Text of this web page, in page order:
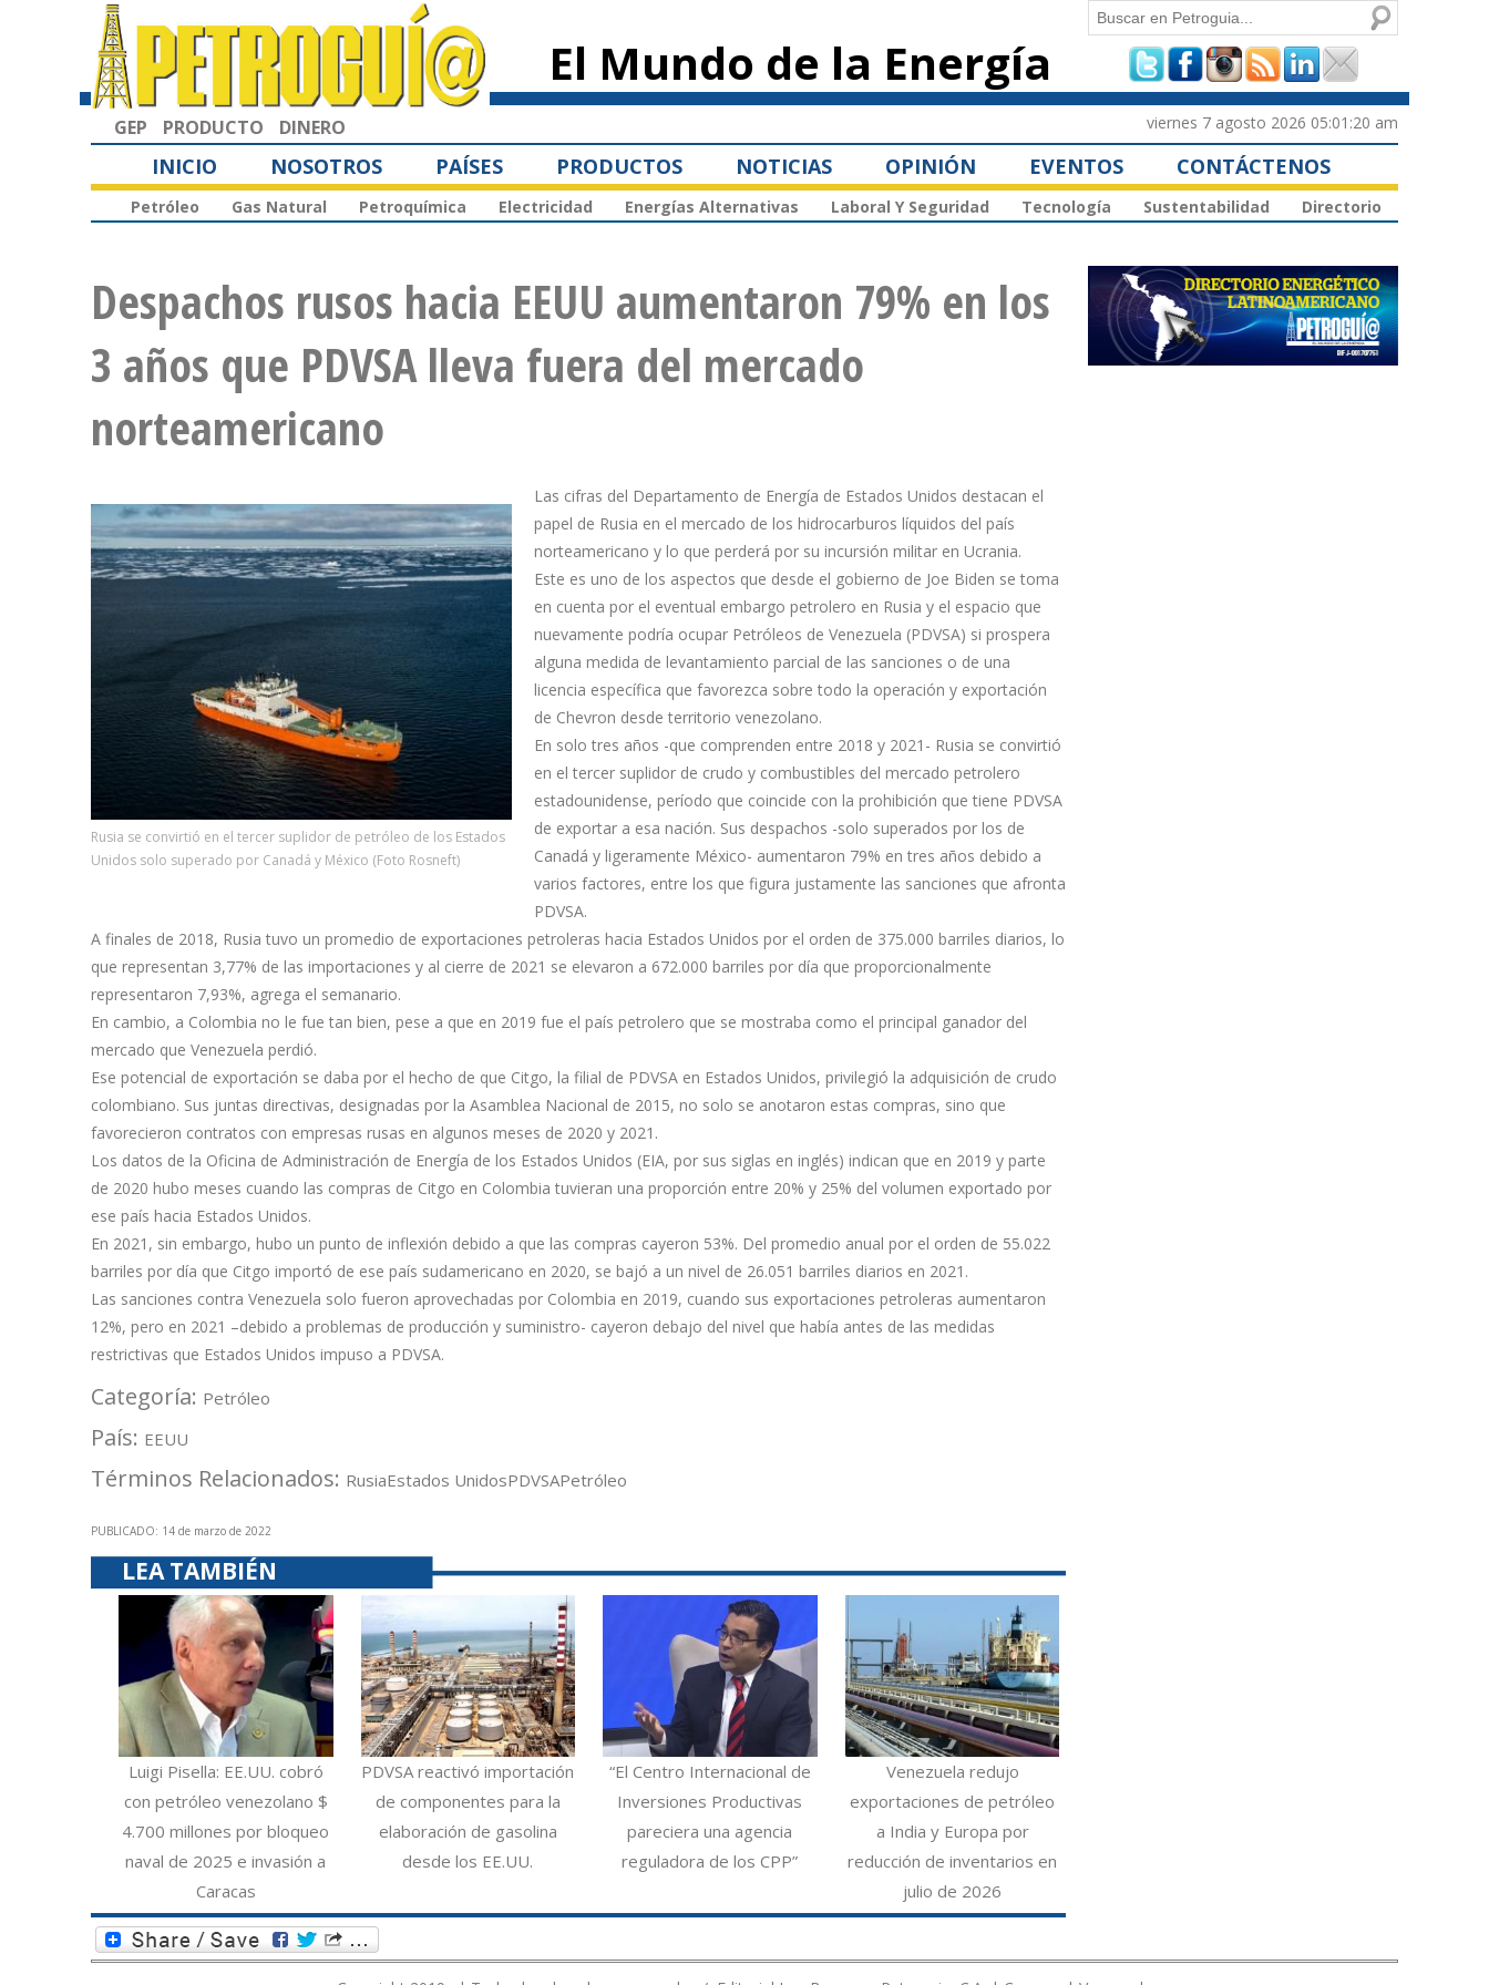
principal
El Mundo de la Energía
Formulario de
búsqueda
Buscar
GEP PRODUCTO DINERO viernes 7 agosto 2026 05:01:20 am
INICIO NOSOTROS PAÍSES PRODUCTOS NOTICIAS OPINIÓN EVENTOS CONTÁCTENOS
Petróleo Gas Natural Petroquímica Electricidad Energías Alternativas Laboral Y Seguridad Tecnología Sustentabilidad Directorio
Despachos rusos hacia EEUU aumentaron 79% en los
3 años que PDVSA lleva fuera del mercado
norteamericano
Rusia se convirtió en el tercer suplidor de petróleo de los Estados
Unidos solo superado por Canadá y México (Foto Rosneft)
Las cifras del Departamento de Energía de Estados Unidos destacan el
papel de Rusia en el mercado de los hidrocarburos líquidos del país
norteamericano y lo que perderá por su incursión militar en Ucrania.
Este es uno de los aspectos que desde el gobierno de Joe Biden se toma
en cuenta por el eventual embargo petrolero en Rusia y el espacio que
nuevamente podría ocupar Petróleos de Venezuela (PDVSA) si prospera
alguna medida de levantamiento parcial de las sanciones o de una
licencia específica que favorezca sobre todo la operación y exportación
de Chevron desde territorio venezolano.
En solo tres años -que comprenden entre 2018 y 2021- Rusia se convirtió
en el tercer suplidor de crudo y combustibles del mercado petrolero
estadounidense, período que coincide con la prohibición que tiene PDVSA
de exportar a esa nación. Sus despachos -solo superados por los de
Canadá y ligeramente México- aumentaron 79% en tres años debido a
varios factores, entre los que figura justamente las sanciones que afronta
PDVSA.
A finales de 2018, Rusia tuvo un promedio de exportaciones petroleras hacia Estados Unidos por el orden de 375.000 barriles diarios, lo
que representan 3,77% de las importaciones y al cierre de 2021 se elevaron a 672.000 barriles por día que proporcionalmente
representaron 7,93%, agrega el semanario.
En cambio, a Colombia no le fue tan bien, pese a que en 2019 fue el país petrolero que se mostraba como el principal ganador del
mercado que Venezuela perdió.
Ese potencial de exportación se daba por el hecho de que Citgo, la filial de PDVSA en Estados Unidos, privilegió la adquisición de crudo
colombiano. Sus juntas directivas, designadas por la Asamblea Nacional de 2015, no solo se anotaron estas compras, sino que
favorecieron contratos con empresas rusas en algunos meses de 2020 y 2021.
Los datos de la Oficina de Administración de Energía de los Estados Unidos (EIA, por sus siglas en inglés) indican que en 2019 y parte
de 2020 hubo meses cuando las compras de Citgo en Colombia tuvieran una proporción entre 20% y 25% del volumen exportado por
ese país hacia Estados Unidos.
En 2021, sin embargo, hubo un punto de inflexión debido a que las compras cayeron 53%. Del promedio anual por el orden de 55.022
barriles por día que Citgo importó de ese país sudamericano en 2020, se bajó a un nivel de 26.051 barriles diarios en 2021.
Las sanciones contra Venezuela solo fueron aprovechadas por Colombia en 2019, cuando sus exportaciones petroleras aumentaron
12%, pero en 2021 –debido a problemas de producción y suministro- cayeron debajo del nivel que había antes de las medidas
restrictivas que Estados Unidos impuso a PDVSA.
Categoría: Petróleo
País: EEUU
Términos Relacionados: RusiaEstados UnidosPDVSAPetróleo
PUBLICADO: 14 de marzo de 2022
LEA TAMBIÉN
Luigi Pisella: EE.UU. cobró
con petróleo venezolano $
4.700 millones por bloqueo
naval de 2025 e invasión a
Caracas
PDVSA reactivó importación
de componentes para la
elaboración de gasolina
desde los EE.UU.
“El Centro Internacional de
Inversiones Productivas
pareciera una agencia
reguladora de los CPP”
Venezuela redujo
exportaciones de petróleo
a India y Europa por
reducción de inventarios en
julio de 2026